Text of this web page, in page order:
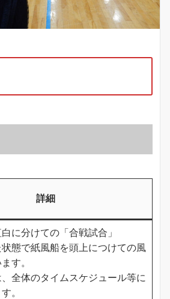
詳細
に分けての「合戦試合」
状態で紙風船を頭上につけての風
す。
、全体のタイムスケジュール等に
。